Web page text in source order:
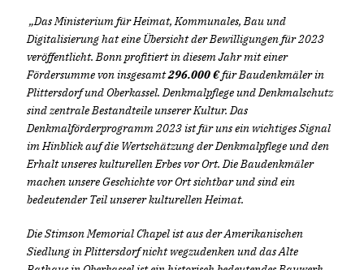
Das Ministerium für Heimat, Kommunales, Bau und
Digitalisierung hat eine Übersicht der Bewilligungen für 2023
veröffentlicht. Bonn profitiert in diesem Jahr mit einer
Fördersumme von insgesamt296.000für Baudenkmäler in
Plittersdorf und Oberkassel. Denkmalpflege und Denkmalschutz
sind zentrale Bestandteile unserer Kultur. Das
Denkmalförderprogramm 2023 ist für uns ein wichtiges Signal
im Hinblick auf die Wertschätzung der Denkmalpflege und den
Erhalt unseres kulturellen Erbes vor Ort. Die Baudenkmäler
machen unsere Geschichte vor Ort sichtbar und sind ein
bedeutender Teil unserer kulturellen Heimat.
Die Stimson Memorial Chapel ist aus der Amerikanischen
Siedlung in Plittersdorf nicht wegzudenken und das Alte